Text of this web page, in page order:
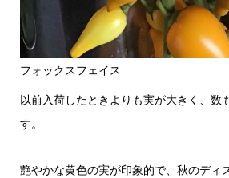
フォックスフェイス
以前入荷したときよりも実が大きく、数
す。
艶やかな黄色の実が印象的で、秋のディ